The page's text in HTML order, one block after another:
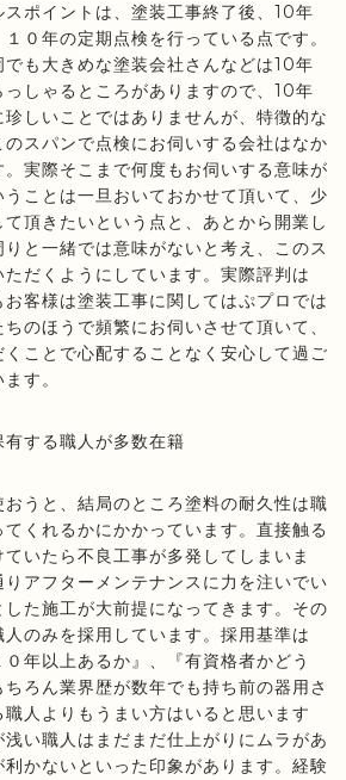
スポイントは、塗装工事終了後、10年
０年の定期点検を行っている点です。
も大きめな塗装会社さんなどは10年
しゃるところがありますので、10年
しいことではありませんが、特徴的な
スパンで点検にお伺いする会社はなか
実際そこまで何度もお伺いする意味が
ことは一旦おいておかせて頂いて、少
頂きたいという点と、あとから開業し
と一緒では意味がないと考え、このス
だくようにしています。実際評判は
客様は塗装工事に関してはぷプロでは
のほうで頻繁にお伺いさせて頂いて、
ことで心配することなく安心して過ご
す。
する職人が多数在籍
うと、結局のところ塗料の耐久性は職
くれるかにかかっています。直接触る
いたら不良工事が多発してしまいま
アフターメンテナンスに力を注いでい
た施工が大前提になってきます。その
のみを採用しています。採用基準は
０年以上あるか』、『有資格者かどう
ろん業界歴が数年でも持ち前の器用さ
人よりもうまい方はいると思います
い職人はまだまだ仕上がりにムラがあ
かないといった印象があります。経験